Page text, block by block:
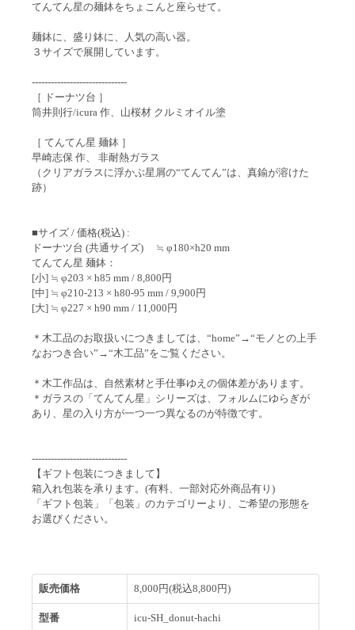
てんてん星の麺鉢をちょこんと座らせて。
麺鉢に、盛り鉢に、人気の高い器。
３サイズで展開しています。
------------------------------
［ ドーナツ台 ］
筒井則行/icura 作、山桜材 クルミオイル塗
［ てんてん星 麺鉢 ］
早崎志保 作、 非耐熱ガラス
（クリアガラスに浮かぶ星屑の“てんてん”は、真鍮が溶けた
跡）
■サイズ / 価格(税込) :
ドーナツ台 (共通サイズ) ≒ φ180×h20 mm
てんてん星 麺鉢：
[小] ≒ φ203 × h85 mm / 8,800円
[中] ≒ φ210-213 × h80-95 mm / 9,900円
[大] ≒ φ227 × h90 mm / 11,000円
＊木工品のお取扱いにつきましては、“home”→“モノとの上手
なおつき合い”→“木工品”をご覧ください。
＊木工作品は、自然素材と手仕事ゆえの個体差があります。
＊ガラスの「てんてん星」シリーズは、フォルムにゆらぎが
あり、星の入り方が一つ一つ異なるのが特徴です。
------------------------------
【ギフト包装につきまして】
箱入れ包装を承ります。(有料、一部対応外商品有り)
「ギフト包装」「包装」のカテゴリーより、ご希望の形態を
お選びください。
販売価格 8,000円(税込8,800円)
型番 icu-SH_donut-hachi